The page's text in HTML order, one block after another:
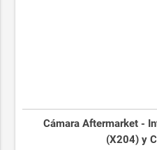
Cámara Aftermarket -
(X204) y